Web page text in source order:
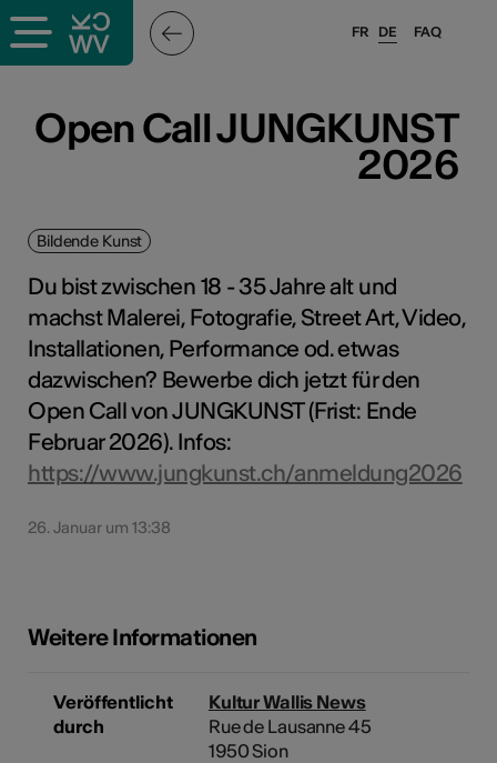
FAQ
FR DE
Open Call JUNGKUNST
2026
Bildende Kunst
Du bist zwischen 18 - 35 Jahre alt und
machst Malerei, Fotografie, Street Art, Video,
Installationen, Performance od. etwas
dazwischen? Bewerbe dich jetzt für den
Open Call von JUNGKUNST (Frist: Ende
Februar 2026). Infos:
https://www.jungkunst.ch/anmeldung2026
26. Januar um 13:38
Weitere Informationen
Veröffentlicht
durch
Kultur Wallis News
Rue de Lausanne 45
1950 Sion